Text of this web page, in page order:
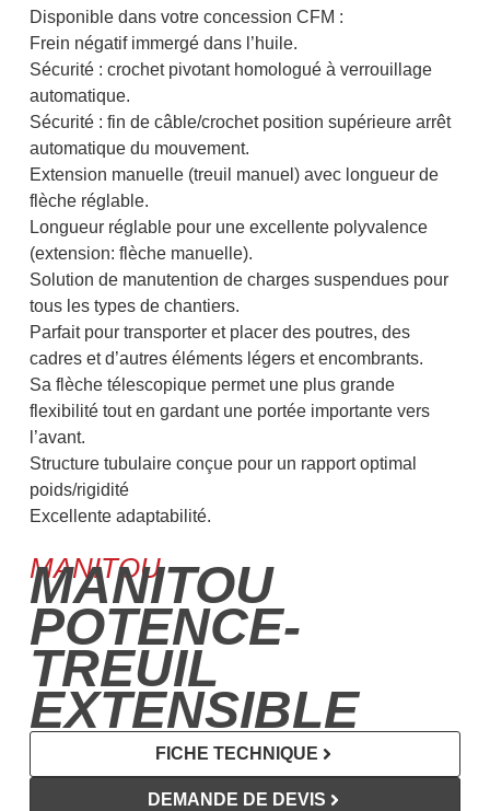
Disponible dans votre concession CFM :
Frein négatif immergé dans l’huile.
Sécurité : crochet pivotant homologué à verrouillage
automatique.
Sécurité : fin de câble/crochet position supérieure arrêt
automatique du mouvement.
Extension manuelle (treuil manuel) avec longueur de
flèche réglable.
Longueur réglable pour une excellente polyvalence
(extension: flèche manuelle).
Solution de manutention de charges suspendues pour
tous les types de chantiers.
Parfait pour transporter et placer des poutres, des
cadres et d’autres éléments légers et encombrants.
Sa flèche télescopique permet une plus grande
flexibilité tout en gardant une portée importante vers
l’avant.
Structure tubulaire conçue pour un rapport optimal
poids/rigidité
Excellente adaptabilité.
MANITOU
MANITOU
POTENCE-
TREUIL
EXTENSIBLE
FICHE TECHNIQUE
DEMANDE DE DEVIS